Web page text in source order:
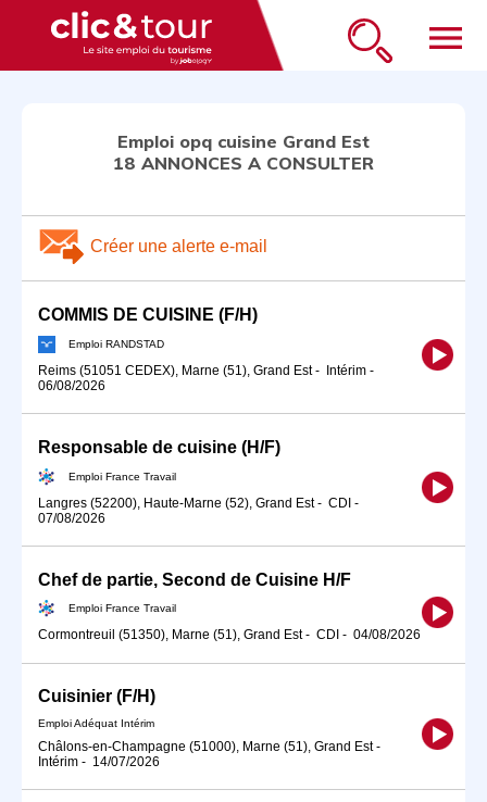
menu
Emploi opq cuisine Grand Est
18 ANNONCES A CONSULTER
Créer une alerte e-mail
COMMIS DE CUISINE (F/H)
Emploi RANDSTAD
Reims (51051 CEDEX), Marne (51), Grand Est- Intérim -
06/08/2026
Responsable de cuisine (H/F)
Emploi France Travail
Langres (52200), Haute-Marne (52), Grand Est- CDI -
07/08/2026
Chef de partie, Second de Cuisine H/F
Emploi France Travail
Cormontreuil (51350), Marne (51), Grand Est- CDI - 04/08/2026
Cuisinier (F/H)
Emploi Adéquat Intérim
Châlons-en-Champagne (51000), Marne (51), Grand Est-
Intérim - 14/07/2026